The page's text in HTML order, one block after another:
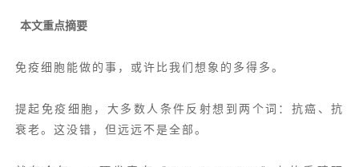
本文重点摘要
免疫细胞能做的事，或许比我们想象的多得多。
提起免疫细胞，大多数人条件反射想到两个词：抗癌、抗
衰老。这没错，但远远不是全部。